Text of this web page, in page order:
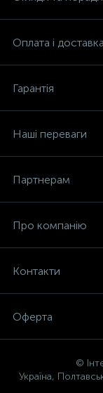
Оплата і доставка
Гарантія
Наші переваги
Партнерам
Про компанію
Контакти
Оферта
©
Україна,